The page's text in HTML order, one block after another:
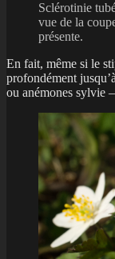
Sclérotinie
vue de la
présente.
En fait, même si le
profondément
ou anémones sylvie